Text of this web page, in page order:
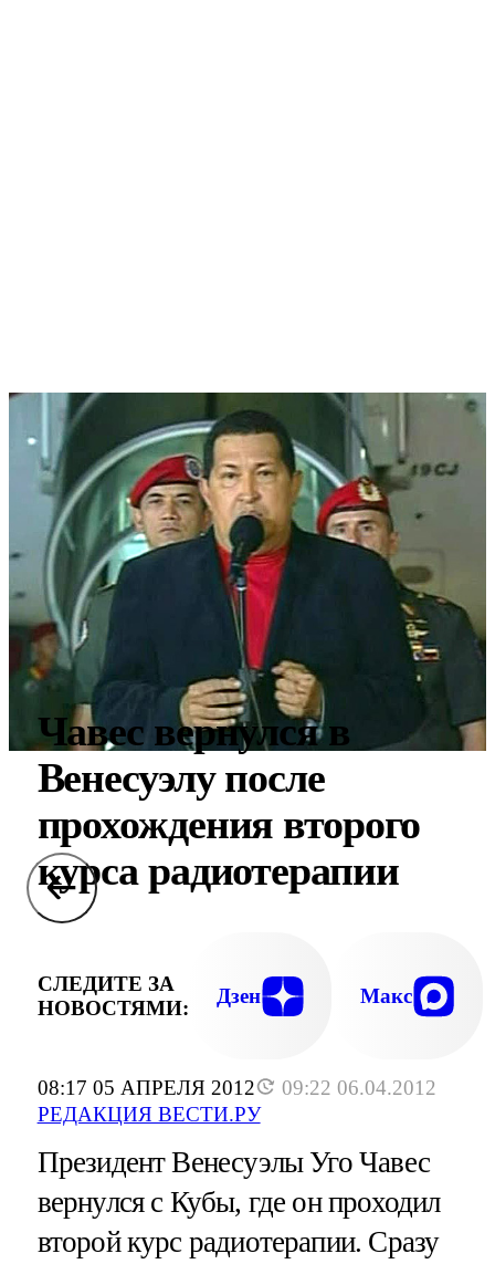
08:17 05 АПРЕЛЯ 2012
09:22 06.04.2012
РЕДАКЦИЯ ВЕСТИ.РУ
Чавес вернулся в
Венесуэлу после
прохождения второго
курса радиотерапии
СЛЕДИТЕ ЗА
НОВОСТЯМИ:
Дзен Макс
Президент Венесуэлы Уго Чавес
вернулся с Кубы, где он проходил
второй курс радиотерапии. Сразу